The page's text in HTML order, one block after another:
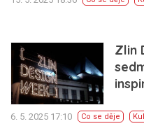
Zlin
6. 5. 2025 17:10 Co se děje